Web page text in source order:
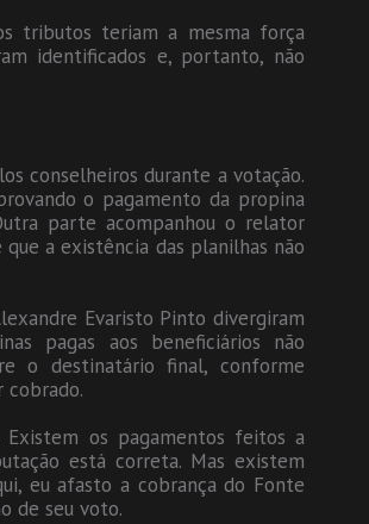
tributos teriam a mesma força
identificados e, portanto, não
conselheiros durante a votação.
o pagamento da propina
parte acompanhou o relator
a existência das planilhas não
Evaristo Pinto divergiram
pagas aos beneficiários não
o destinatário final, conforme
cobrado.
Existem os pagamentos feitos a
está correta. Mas existem
eu afasto a cobrança do Fonte
de seu voto.